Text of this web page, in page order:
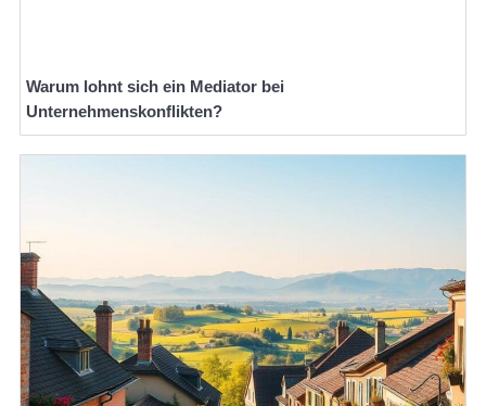
Warum lohnt sich ein Mediator bei
Unternehmenskonflikten?